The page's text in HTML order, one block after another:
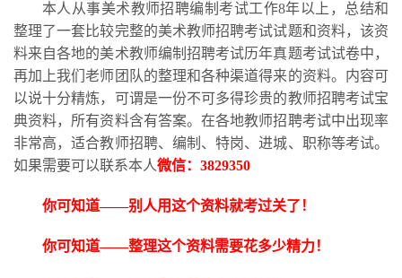
本人从事美术教师招聘编制考试工作8年以上，总结和
整理了一套比较完整的美术教师招聘考试试题和资料，该资
料来自各地的美术教师编制招聘考试历年真题考试试卷中，
再加上我们老师团队的整理和各种渠道得来的资料。内容可
以说十分精炼，可谓是一份不可多得珍贵的教师招聘考试宝
典资料，所有资料含有答案。在各地教师招聘考试中出现率
非常高，适合教师招聘、编制、特岗、进城、职称等考试。
如果需要可以联系本人微信： 3829350
你可知道——别人用这个资料就考过关了！
你可知道——整理这个资料需要花多少精力！